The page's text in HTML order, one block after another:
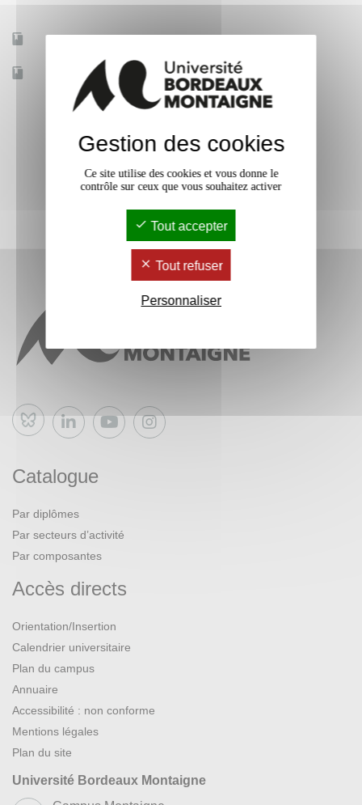
Mobilité d'études
Accessible à distance Non
Bluesky
Catalogue
Par diplômes
Par secteurs d’activité
Par composantes
Accès directs
Orientation/Insertion
Calendrier universitaire
Plan du campus
Annuaire
Accessibilité : non conforme
Mentions légales
Plan du site
Université Bordeaux Montaigne
Gestion des cookies
Ce site utilise des cookies et vous donne le
contrôle sur ceux que vous souhaitez activer
Tout accepter
Tout refuser
Personnaliser